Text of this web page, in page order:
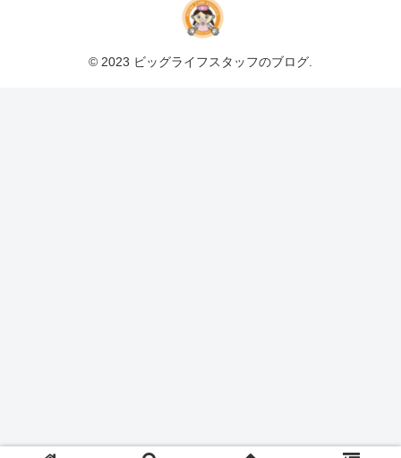
© 2023 ビッグライフスタッフのブログ.